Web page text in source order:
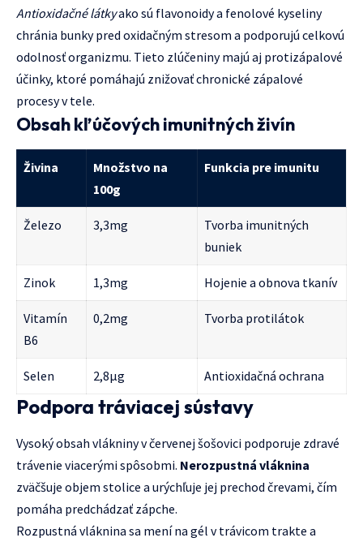
Antioxidačné látkyako sú flavonoidy a fenolové kyseliny
chránia bunky pred oxidačným stresom a podporujú celkovú
odolnosť organizmu. Tieto zlúčeniny majú aj protizápalové
účinky, ktoré pomáhajú znižovať chronické zápalové
procesy v tele.
Obsah kľúčových imunitných živín
Živina
Množstvo na
100g
Funkcia pre imunitu
Železo 3,3mg
Tvorba imunitných
buniek
Zinok 1,3mg Hojenie a obnova tkanív
Vitamín
B6
0,2mg Tvorba protilátok
Selen 2,8μg Antioxidačná ochrana
Podpora tráviacej sústavy
Vysoký obsah vlákniny v červenej šošovici podporuje zdravé
trávenie viacerými spôsobmi. Nerozpustná vláknina
zväčšuje objem stolice a urýchľuje jej prechod črevami, čím
pomáha predchádzať zápche.
Rozpustná vláknina sa mení na gél v trávicom trakte a